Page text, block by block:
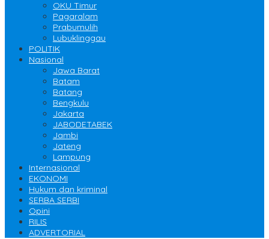
OKU Timur
Pagaralam
Prabumulih
Lubuklinggau
POLITIK
Nasional
Jawa Barat
Batam
Batang
Bengkulu
Jakarta
JABODETABEK
Jambi
Jateng
Lampung
Internasional
EKONOMI
Hukum dan kriminal
SERBA SERBI
Opini
RILIS
ADVERTORIAL